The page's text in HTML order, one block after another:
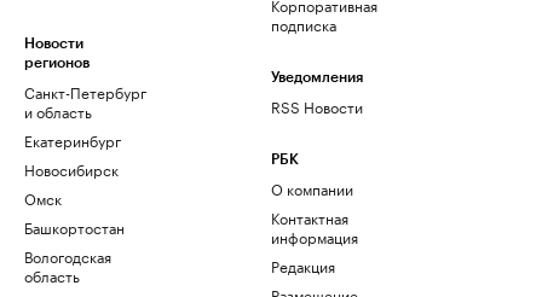
Новости
регионов
Санкт-Петербург
и область
Екатеринбург
Новосибирск
Омск
Башкортостан
Вологодская
область
подписка
Уведомления
RSS Новости
РБК
О компании
Контактная
информация
Редакция